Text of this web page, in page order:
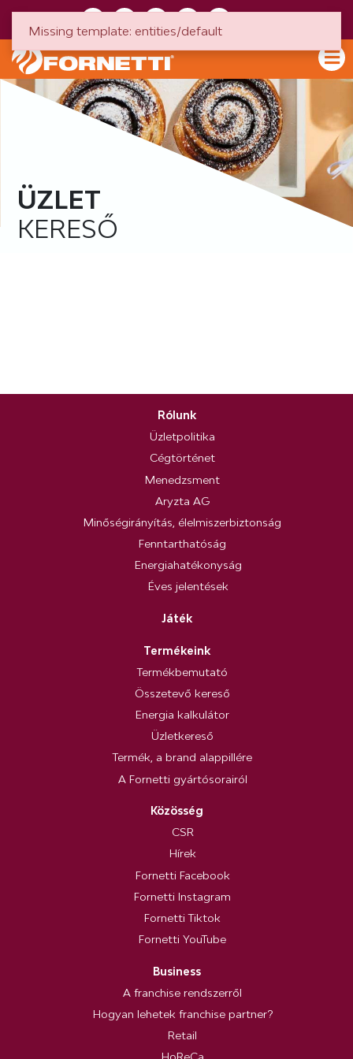
ÜZLET
KERESŐ
Rólunk
Üzletpolitika
Cégtörténet
Menedzsment
Aryzta AG
Minőségirányítás, élelmiszerbiztonság
Fenntarthatóság
Energiahatékonyság
Éves jelentések
Játék
Termékeink
Termékbemutató
Összetevő kereső
Energia kalkulátor
Üzletkereső
Termék, a brand alappillére
A Fornetti gyártósorairól
Közösség
CSR
Hírek
Fornetti Facebook
Fornetti Instagram
Fornetti Tiktok
Fornetti YouTube
Business
A franchise rendszerről
Hogyan lehetek franchise partner?
Retail
Missing template: entities/default